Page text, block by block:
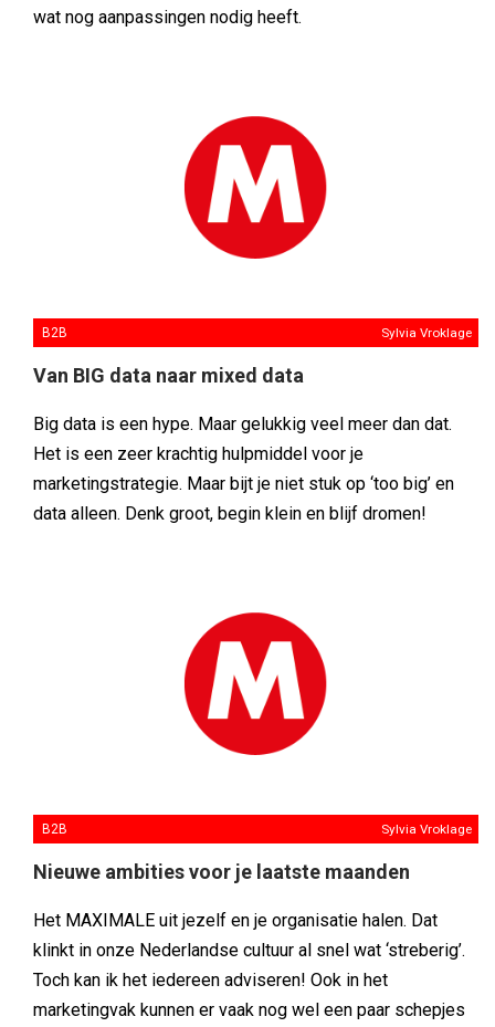
wat nog aanpassingen nodig heeft.
B2B Sylvia Vroklage
Van BIG data naar mixed data
Big data is een hype. Maar gelukkig veel meer dan dat.
Het is een zeer krachtig hulpmiddel voor je
marketingstrategie. Maar bijt je niet stuk op ‘too big’ en
data alleen. Denk groot, begin klein en blijf dromen!
B2B Sylvia Vroklage
Nieuwe ambities voor je laatste maanden
Het MAXIMALE uit jezelf en je organisatie halen. Dat
klinkt in onze Nederlandse cultuur al snel wat ‘streberig’.
Toch kan ik het iedereen adviseren! Ook in het
marketingvak kunnen er vaak nog wel een paar schepjes